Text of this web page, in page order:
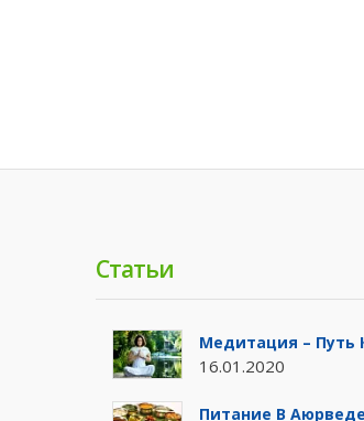
Статьи
Медитация – Путь
16.01.2020
Питание В Аюрведе